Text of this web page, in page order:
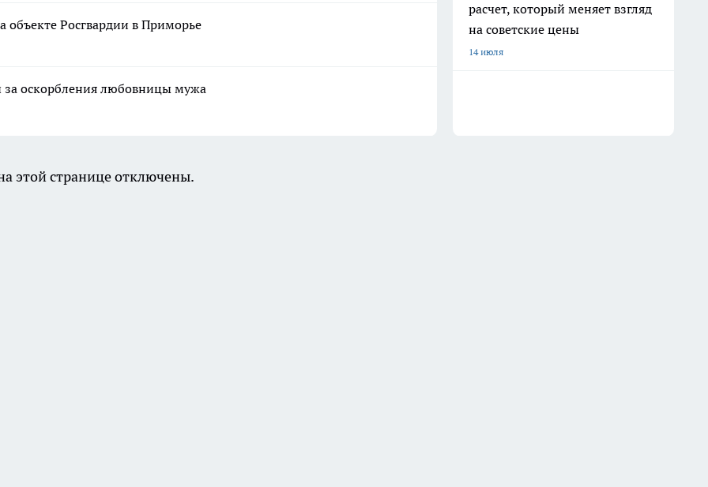
Росгвардии в Приморье
за оскорбления любовницы мужа
расчет, который меняет взгляд
на советские цены
14 июля
этой странице отключены.